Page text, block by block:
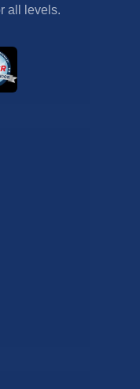
all levels.